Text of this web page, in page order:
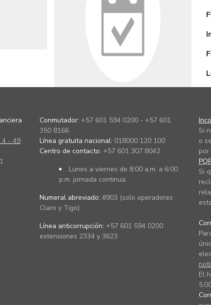
4 - 49
Conmutador: +57 601 594 0200 - +57 601
350 8166
Línea gratuita nacional: 018000 120 100
Centro de contacto: +57 601 307 8042
Lunes a viernes de 8:00 a.m. a 6:00
p.m. jornada continua.
Numeral abreviado: #903 (solo operadores
Claro y Tigo)
Línea anticorrupción: +57 601 594 0200
extensiones 2334 y 3623
Si
o
por
Si
El